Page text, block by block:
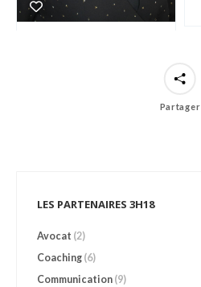
Partager
LES PARTENAIRES 3H18
Avocat (2)
Coaching (6)
Communication (9)